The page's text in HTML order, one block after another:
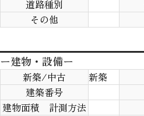
道路種別
その他
ー建物・設備ー
新築/中古 新築
建築番号
建物面積 計測方法